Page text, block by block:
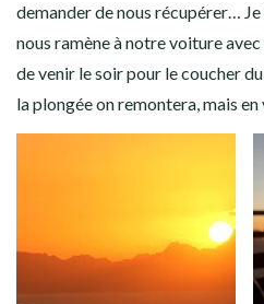
demander de nous récupérer… Je
nous ramène à notre voiture
de venir le soir pour le coucher
la plongée on remontera, mais